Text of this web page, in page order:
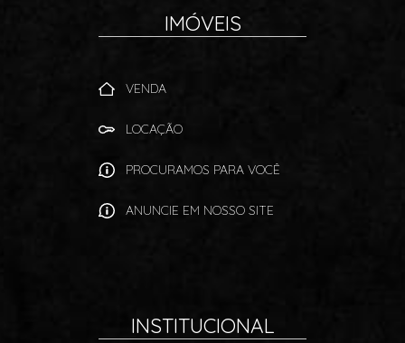
IMÓVEIS
VENDA
LOCAÇÃO
PROCURAMOS PARA VOCÊ
ANUNCIE EM NOSSO SITE
INSTITUCIONAL